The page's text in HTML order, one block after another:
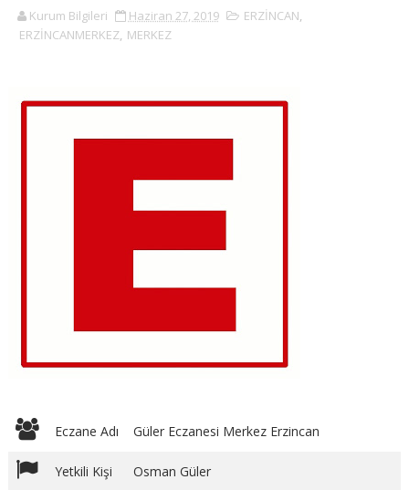
Kurum Bilgileri Haziran 27, 2019 ERZİNCAN,
ERZİNCANMERKEZ, MERKEZ
Eczane Adı Güler Eczanesi Merkez Erzincan
Yetkili Kişi Osman Güler